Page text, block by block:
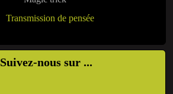
Transmission de pensée
Suivez-nous sur ...